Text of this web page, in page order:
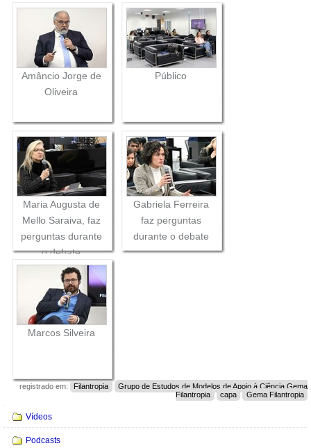
Amâncio Jorge de
Oliveira
Público
Maria Augusta de
Mello Saraiva, faz
perguntas durante
o debate
Gabriela Ferreira
faz perguntas
durante o debate
Marcos Silveira
registrado em: Filantropia
Grupo de Estudos de Modelos de Apoio à Ciência Gema
Filantropia
capa Gema Filantropia
Vídeos
Podcasts